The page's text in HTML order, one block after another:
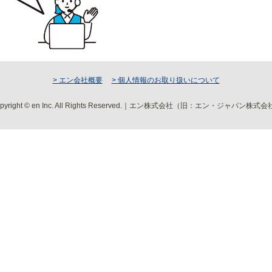
> エン会社概要 > 個人情報のお取り扱いについて
© en Inc. All Rights Reserved.｜エン株式会社（旧：エン・ジャパン株式会